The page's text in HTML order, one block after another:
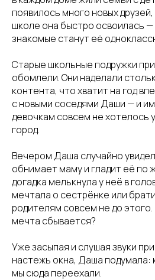
появилось много новых
школе она быстро освоилась
знакомые станут её
Старые школьные подружки
обомлели. Они наделали
контента, что хватит на год
с новыми соседями Даши — и
девочкам совсем не хотелось
город.
Вечером Даша случайно
обнимает маму и гладит её по
догадка мелькнула у неё в
мечтала о сестрёнке или
родителям совсем не до
мечта сбывается?
Уже засыпая и слушая звуки
настежь окна, Даша подумала:
мы сюда переехали.
hello@allo-mam.ru
+7 (915) 126-24-39